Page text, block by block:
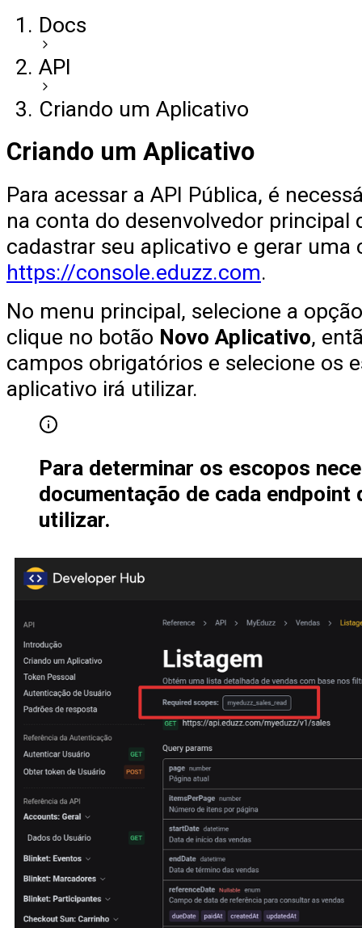
Docs
API
Criando um Aplicativo
Criando um Aplicativo
Para acessar a API Pública, é
na conta do desenvolvedor principal
cadastrar seu aplicativo e gerar uma
https://console.eduzz.com.
No menu principal, selecione a
clique no botão Novo Aplicativo,
campos obrigatórios e selecione os
aplicativo irá utilizar.
Para determinar os escopos
documentação de cada endpoint
utilizar.